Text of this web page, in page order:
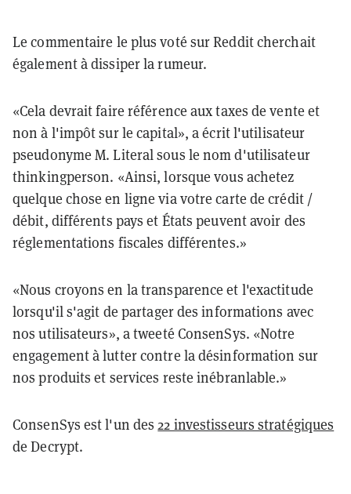
Le commentaire le plus voté sur Reddit cherchait
également à dissiper la rumeur.
«Cela devrait faire référence aux taxes de vente et
non à l'impôt sur le capital», a écrit l'utilisateur
pseudonyme M. Literal sous le nom d'utilisateur
thinkingperson. «Ainsi, lorsque vous achetez
quelque chose en ligne via votre carte de crédit /
débit, différents pays et États peuvent avoir des
réglementations fiscales différentes.»
«Nous croyons en la transparence et l'exactitude
lorsqu'il s'agit de partager des informations avec
nos utilisateurs», a tweeté ConsenSys. «Notre
engagement à lutter contre la désinformation sur
nos produits et services reste inébranlable.»
ConsenSys est l'un des22 investisseurs stratégiques
de Decrypt.